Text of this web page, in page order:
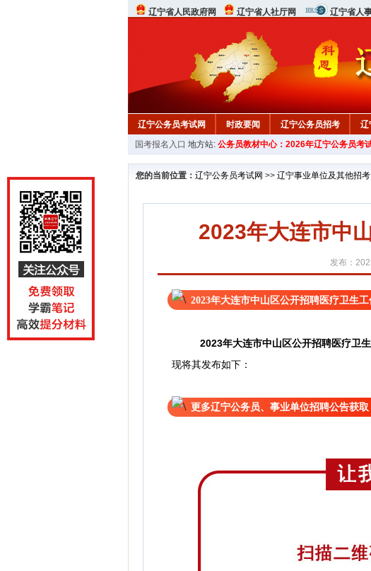
辽宁省人民政府网 辽宁省人社厅网 辽宁省人
辽宁公务员考试网 时政要闻 辽宁公务员招考 辽
在线咨询 教材中心
国考报名入口 地方站: 公务员教材中心：2026年辽宁公务员考
您的当前位置： 辽宁公务员考试网 >> 辽宁事业单位及其他招考
2023年大连市中
发布：
2023年大连市中山区公开招聘医疗卫生
2023年大连市中山区公开招聘医疗卫
现将其发布如下：
更多辽宁公务员、事业单位招聘公告获取